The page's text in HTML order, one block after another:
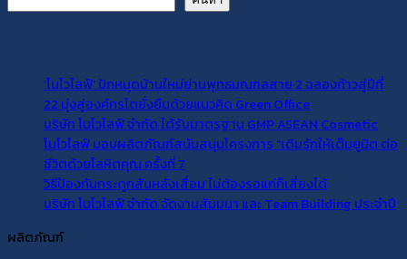
‘โนโวไลฟ์’ ปักหมุดบ้านใหม่ย่านพุทธมณฑลสาย 2 ฉลองก้าวสู่ปีที่
22 มุ่งสู่องค์กรโตยั่งยืนด้วยแนวคิด Green Office
บริษัท โนโวไลฟ์ จำกัด ได้รับมาตรฐาน GMP ASEAN Cosmetic
โนโวไลฟ์ มอบผลิตภัณฑ์สนับสนุนโครงการ “เติมรักให้เต็มยูนิต ต่อ
ชีวิตด้วยโลหิตคุณ ครั้งที่ 7
วิธีป้องกันกระดูกสันหลังเสื่อม ไม่ต้องรอแก่ก็เสี่ยงได้
บริษัท โนโวไลฟ์ จำกัด จัดงานสัมมนา และ Team Building ประจำปี
ผลิตภัณฑ์